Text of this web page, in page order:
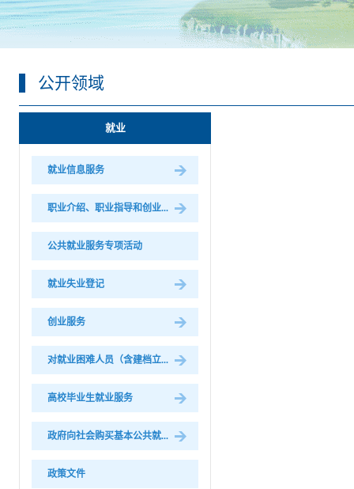
公开领域
就业
就业信息服务
职业介绍、职业指导和创业...
公共就业服务专项活动
就业失业登记
创业服务
对就业困难人员（含建档立...
高校毕业生就业服务
政府向社会购买基本公共就...
政策文件